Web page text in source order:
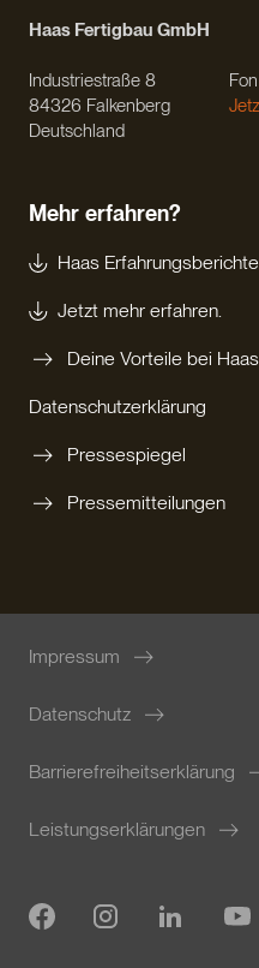
Haas Fertigbau GmbH
Industriestraße 8
84326 Falkenberg
Deutschland
Mehr erfahren?
Haas Erfahrungsberichte
Jetzt mehr erfahren.
Deine Vorteile bei Haas
Datenschutzerklärung
Pressespiegel
Pressemitteilungen
Impressum
Datenschutz
Barrierefreiheitserklärung
Leistungserklärungen